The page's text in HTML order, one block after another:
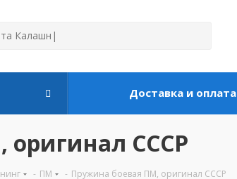
Доставка и оплата
СССР
- ПМ - Пружина боевая ПМ, оригинал СССР